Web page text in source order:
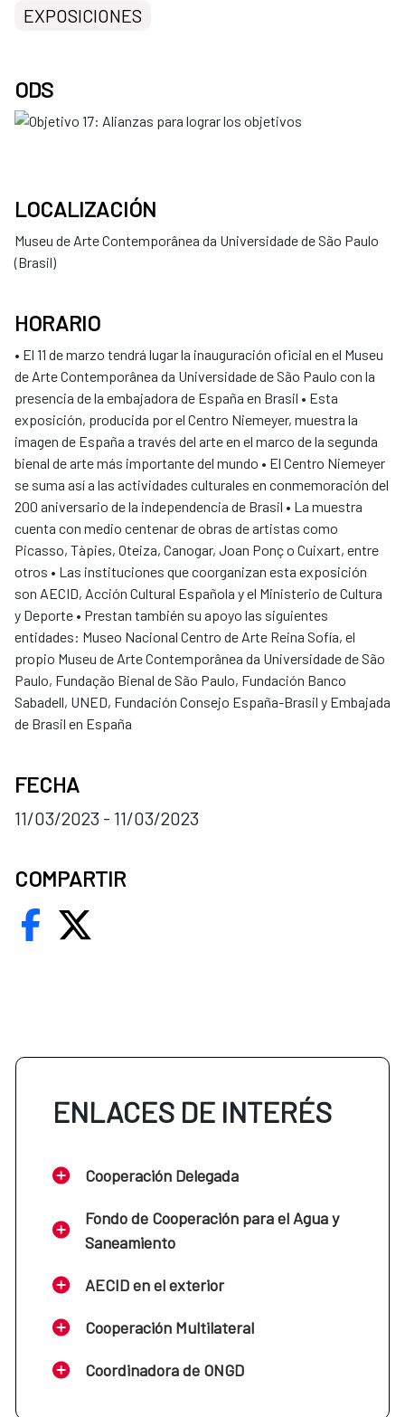
EXPOSICIONES
ODS
LOCALIZACIÓN
Museu de Arte Contemporânea da Universidade de São Paulo
(Brasil)
HORARIO
• El 11 de marzo tendrá lugar la inauguración oficial en el Museu
de Arte Contemporânea da Universidade de São Paulo con la
presencia de la embajadora de España en Brasil • Esta
exposición, producida por el Centro Niemeyer, muestra la
imagen de España a través del arte en el marco de la segunda
bienal de arte más importante del mundo • El Centro Niemeyer
se suma así a las actividades culturales en conmemoración del
200 aniversario de la independencia de Brasil • La muestra
cuenta con medio centenar de obras de artistas como
Picasso, Tàpies, Oteiza, Canogar, Joan Ponç o Cuixart, entre
otros • Las instituciones que coorganizan esta exposición
son AECID, Acción Cultural Española y el Ministerio de Cultura
y Deporte • Prestan también su apoyo las siguientes
entidades: Museo Nacional Centro de Arte Reina Sofía, el
propio Museu de Arte Contemporânea da Universidade de São
Paulo, Fundação Bienal de São Paulo, Fundación Banco
Sabadell, UNED, Fundación Consejo España-Brasil y Embajada
de Brasil en España
FECHA
11/03/2023 - 11/03/2023
COMPARTIR
ENLACES DE INTERÉS
Cooperación Delegada
Fondo de Cooperación para el Agua y
Saneamiento
AECID en el exterior
Cooperación Multilateral
Coordinadora de ONGD